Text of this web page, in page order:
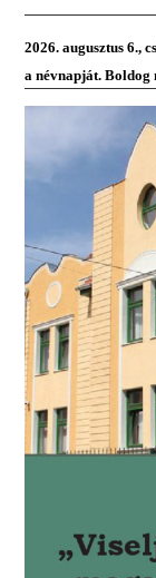
2026. augusztus 6.,
a névnapját. Boldog